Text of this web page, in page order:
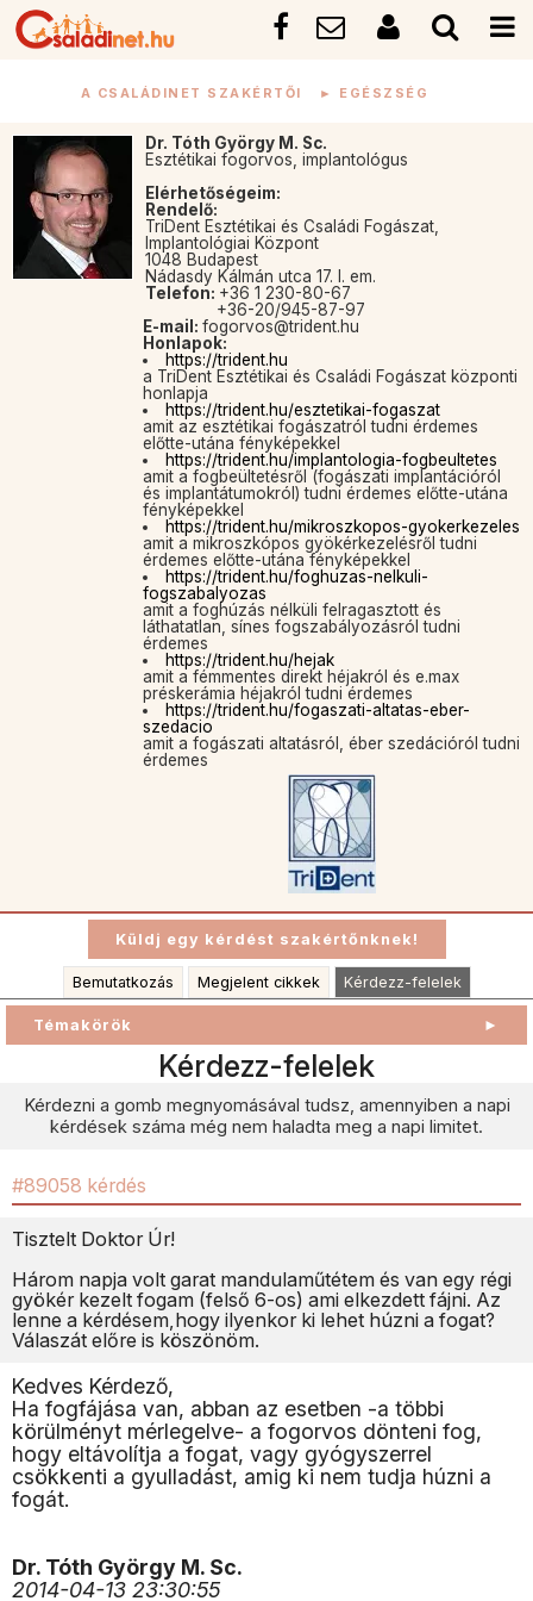
A CSALÁDINET SZAKÉRTŐI ► EGÉSZSÉG
Dr. Tóth György M. Sc.
Esztétikai fogorvos, implantológus
Elérhetőségeim:
Rendelő:
TriDent Esztétikai és Családi Fogászat,
Implantológiai Központ
1048 Budapest
Nádasdy Kálmán utca 17. I. em.
Telefon: +36 1 230-80-67
+36-20/945-87-97
E-mail: fogorvos@trident.hu
Honlapok:
https://trident.hu
a TriDent Esztétikai és Családi Fogászat központi
honlapja
https://trident.hu/esztetikai-fogaszat
amit az esztétikai fogászatról tudni érdemes
előtte-utána fényképekkel
https://trident.hu/implantologia-fogbeultetes
amit a fogbeültetésről (fogászati implantációról
és implantátumokról) tudni érdemes előtte-utána
fényképekkel
https://trident.hu/mikroszkopos-gyokerkezeles
amit a mikroszkópos gyökérkezelésről tudni
érdemes előtte-utána fényképekkel
https://trident.hu/foghuzas-nelkuli-
fogszabalyozas
amit a foghúzás nélküli felragasztott és
láthatatlan, sínes fogszabályozásról tudni
érdemes
https://trident.hu/hejak
amit a fémmentes direkt héjakról és e.max
préskerámia héjakról tudni érdemes
https://trident.hu/fogaszati-altatas-eber-
szedacio
amit a fogászati altatásról, éber szedációról tudni
érdemes
Bemutatkozás Megjelent cikkek Kérdezz-felelek
Témakörök ►
Kérdezz-felelek
Kérdezni a gomb megnyomásával tudsz, amennyiben a napi
kérdések száma még nem haladta meg a napi limitet.
#89058 kérdés
Tisztelt Doktor Úr!
Három napja volt garat mandulaműtétem és van egy régi
gyökér kezelt fogam (felső 6-os) ami elkezdett fájni. Az
lenne a kérdésem,hogy ilyenkor ki lehet húzni a fogat?
Válaszát előre is köszönöm.
Kedves Kérdező,
Ha fogfájása van, abban az esetben -a többi
körülményt mérlegelve- a fogorvos dönteni fog,
hogy eltávolítja a fogat, vagy gyógyszerrel
csökkenti a gyulladást, amig ki nem tudja húzni a
fogát.
Dr. Tóth György M. Sc.
2014-04-13 23:30:55